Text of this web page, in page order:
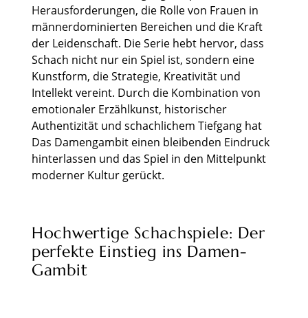
Herausforderungen, die Rolle von Frauen in
männerdominierten Bereichen und die Kraft
der Leidenschaft. Die Serie hebt hervor, dass
Schach nicht nur ein Spiel ist, sondern eine
Kunstform, die Strategie, Kreativität und
Intellekt vereint. Durch die Kombination von
emotionaler Erzählkunst, historischer
Authentizität und schachlichem Tiefgang hat
Das Damengambit einen bleibenden Eindruck
hinterlassen und das Spiel in den Mittelpunkt
moderner Kultur gerückt.
Hochwertige Schachspiele: Der
perfekte Einstieg ins Damen-
Gambit